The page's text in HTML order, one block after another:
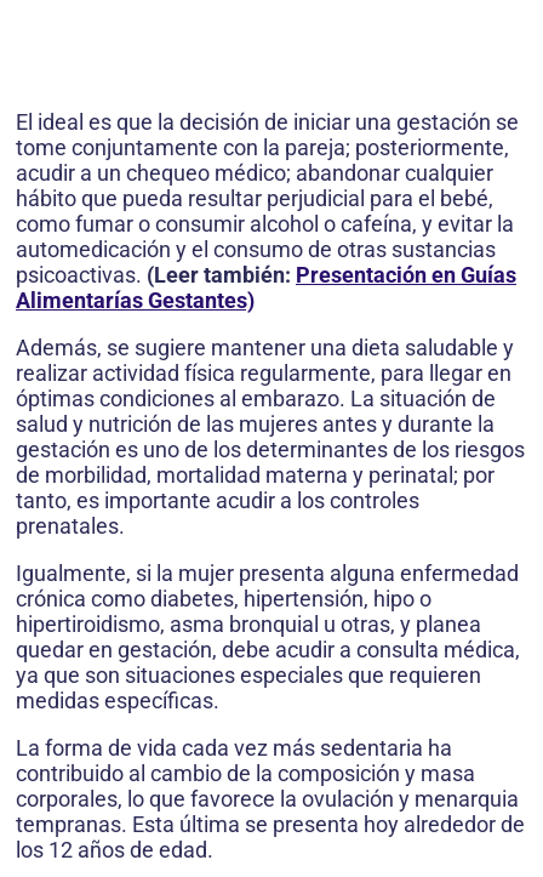
El ideal es que la decisión de iniciar una gestación se
tome conjuntamente con la pareja; posteriormente,
acudir a un chequeo médico; abandonar cualquier
hábito que pueda resultar perjudicial para el bebé,
como fumar o consumir alcohol o cafeína, y evitar la
automedicación y el consumo de otras sustancias
psicoactivas. (Leer también: Presentación en Guías
Alimentarías Gestantes)
Además, se sugiere mantener una dieta saludable y
realizar actividad física regularmente, para llegar en
óptimas condiciones al embarazo. La situación de
salud y nutrición de las mujeres antes y durante la
gestación es uno de los determinantes de los riesgos
de morbilidad, mortalidad materna y perinatal; por
tanto, es importante acudir a los controles
prenatales.
Igualmente, si la mujer presenta alguna enfermedad
crónica como diabetes, hipertensión, hipo o
hipertiroidismo, asma bronquial u otras, y planea
quedar en gestación, debe acudir a consulta médica,
ya que son situaciones especiales que requieren
medidas específicas.
La forma de vida cada vez más sedentaria ha
contribuido al cambio de la composición y masa
corporales, lo que favorece la ovulación y menarquia
tempranas. Esta última se presenta hoy alrededor de
los 12 años de edad.